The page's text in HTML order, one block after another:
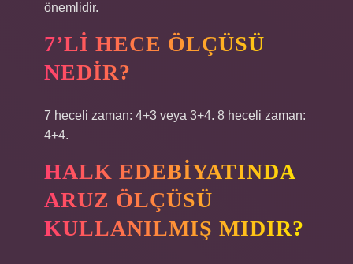
önemlidir.
7’LI HECE ÖLÇÜSÜ
NEDIR?
7 heceli zaman: 4+3 veya 3+4. 8 heceli zaman:
4+4.
HALK EDEBIYATINDA
ARUZ ÖLÇÜSÜ
KULLANILMIŞ MIDIR?